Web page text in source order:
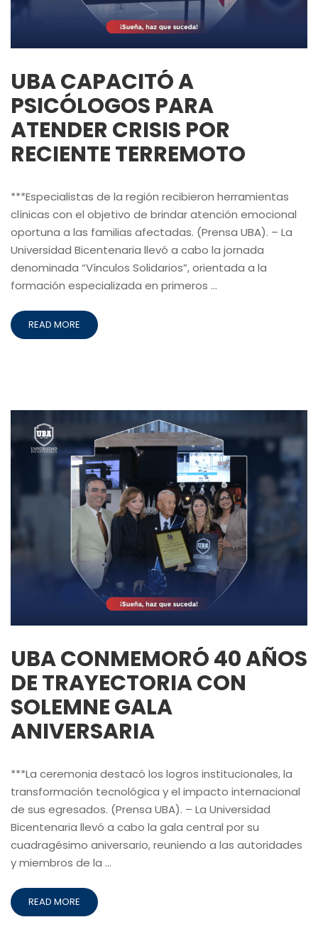
UBA CAPACITÓ A
PSICÓLOGOS PARA
ATENDER CRISIS POR
RECIENTE TERREMOTO
***Especialistas de la región recibieron herramientas
clínicas con el objetivo de brindar atención emocional
oportuna a las familias afectadas. (Prensa UBA). – La
Universidad Bicentenaria llevó a cabo la jornada
denominada “Vínculos Solidarios”, orientada a la
formación especializada en primeros …
READ MORE
UBA CONMEMORÓ 40 AÑOS
DE TRAYECTORIA CON
SOLEMNE GALA
ANIVERSARIA
***La ceremonia destacó los logros institucionales, la
transformación tecnológica y el impacto internacional
de sus egresados. (Prensa UBA). – La Universidad
Bicentenaria llevó a cabo la gala central por su
cuadragésimo aniversario, reuniendo a las autoridades
y miembros de la …
READ MORE